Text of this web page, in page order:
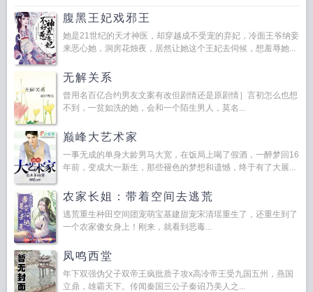
腹黑王妃戏邪王
她是21世纪的天才神医，却穿越成不受宠的弃妃，冷面王爷纳妾
来恶心她，洞房花烛夜，居然让她这个王妃去伺候，想羞辱她...
无解关系
曾用名百亿合约男友文案有改但剧情还是原剧情］言初怎么也想
不到，一贫如洗的她，会和一个陌生男人，莫名...
巅峰大艺术家
一事无成的单身大龄男马大宽，在饭局上喝了假酒，一醉梦回16
年前，变成大一新生，那些褪色的梦想和遗憾，终于有了大展...
农家长姐：带着空间去逃荒
逃荒重生种田空间团宠萌宝基建甜宠宋清瑶重生了，还重生到了
一个农家傻女身上！刚来，就看到恶毒...
凤鸣西堂
年下双强伪父子双帝王疯批质子攻x高冷帝王受九国五州，燕国
立鼎，雄霸天下。传闻秦国三公子秦诏乃美人之...